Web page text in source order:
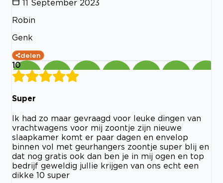
11 September 2023
Robin
Genk
delen
10
Super
Ik had zo maar gevraagd voor leuke dingen van
vrachtwagens voor mij zoontje zijn nieuwe
slaapkamer komt er paar dagen en envelop
binnen vol met geurhangers zoontje super blij en
dat nog gratis ook dan ben je in mij ogen en top
bedrijf geweldig jullie krijgen van ons echt een
dikke 10 super